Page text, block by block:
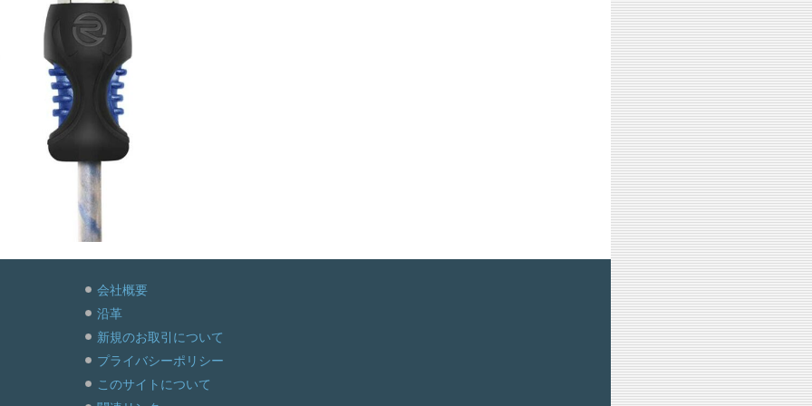
会社概要
沿革
新規のお取引について
プライバシーポリシー
このサイトについて